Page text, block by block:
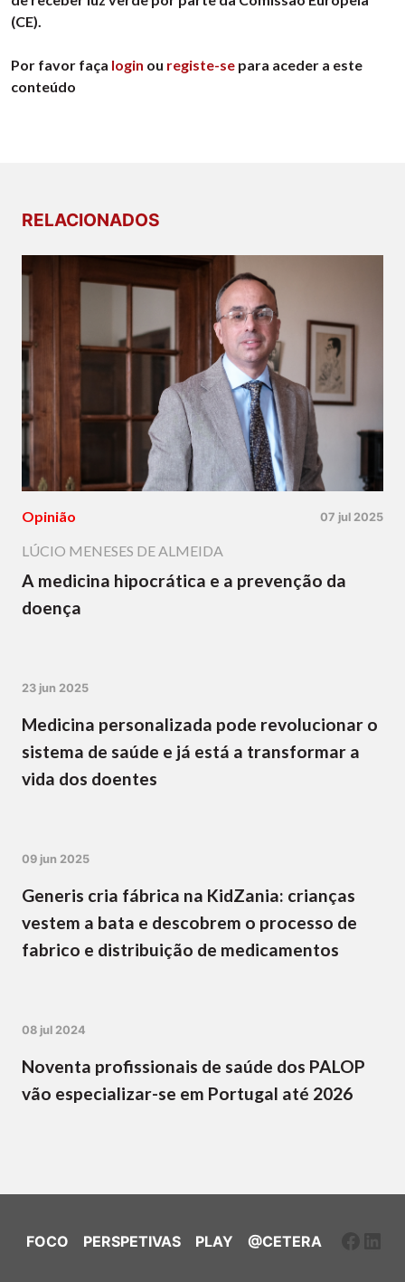
(CE).
Por favor faça login ou registe-se para aceder a este
conteúdo
RELACIONADOS
Opinião 07 jul 2025
LÚCIO MENESES DE ALMEIDA
A medicina hipocrática e a prevenção da
doença
23 jun 2025
Medicina personalizada pode revolucionar o
sistema de saúde e já está a transformar a
vida dos doentes
09 jun 2025
Generis cria fábrica na KidZania: crianças
vestem a bata e descobrem o processo de
fabrico e distribuição de medicamentos
08 jul 2024
Noventa profissionais de saúde dos PALOP
vão especializar-se em Portugal até 2026
FOCO PERSPETIVAS PLAY @CETERA